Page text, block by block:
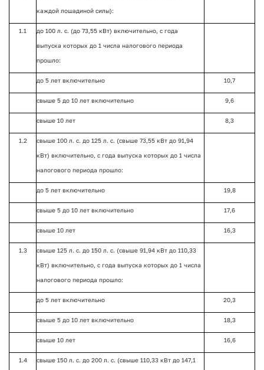
каждой лошадиной силы):
1.1 до 100 л. с. (до 73,55 кВт) включительно, с года
выпуска которых до 1 числа налогового периода
прошло:
до 5 лет включительно 10,7
свыше 5 до 10 лет включительно 9,6
свыше 10 лет 8,3
1.2 свыше 100 л. с. до 125 л. с. (свыше 73,55 кВт до 91,94
кВт) включительно, с года выпуска которых до 1 числа
налогового периода прошло:
до 5 лет включительно 19,8
свыше 5 до 10 лет включительно 17,6
свыше 10 лет 16,3
1.3 свыше 125 л. с. до 150 л. с. (свыше 91,94 кВт до 110,33
кВт) включительно, с года выпуска которых до 1 числа
налогового периода прошло:
до 5 лет включительно 20,3
свыше 5 до 10 лет включительно 18,3
свыше 10 лет 16,6
1.4 свыше 150 л. с. до 200 л. с. (свыше 110,33 кВт до 147,1